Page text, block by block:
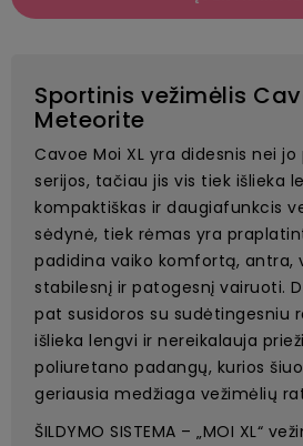
Sportinis vežimėlis
Meteorite
Cavoe Moi XL yra didesnis nei jo
serijos, tačiau jis vis tiek išlieka
kompaktiškas ir daugiafunkcis
sėdynė, tiek rėmas yra
padidina vaiko komfortą, antra,
stabilesnį ir patogesnį vairuoti.
pat susidoros su sudėtingesniu
išlieka lengvi ir nereikalauja
poliuretano padangų, kurios
geriausia medžiaga vežimėlių
ŠILDYMO SISTEMA – „MOI XL“